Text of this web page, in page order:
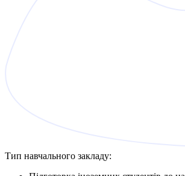
Тип навчального закладу: